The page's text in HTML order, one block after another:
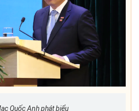
Quốc Anh phát biểu